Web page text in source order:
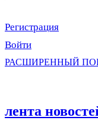
Регистрация
Войти
РАСШИРЕННЫЙ
лента